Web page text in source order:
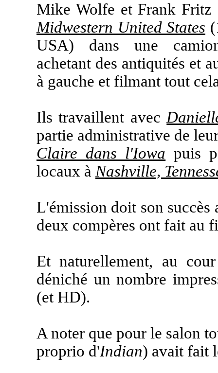
Mike Wolfe et Frank Fritz
Midwestern United States
USA) dans une
achetant des antiquités et
à gauche et filmant tout
Ils travaillent avec
partie administrative de
Claire dans l'Iowa puis
locaux à Nashville,
L'émission doit son
deux compères ont fait au
Et naturellement, au
déniché un nombre
(et HD).
A noter que pour le salon
proprio d'Indian) avait fait